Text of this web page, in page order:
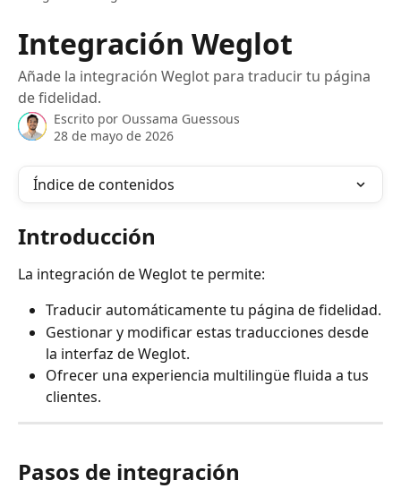
Integración Weglot
Añade la integración Weglot para traducir tu página
de fidelidad.
Escrito por Oussama Guessous
28 de mayo de 2026
Índice de contenidos
Introducción
La integración de Weglot te permite:
Traducir automáticamente tu página de fidelidad.
Gestionar y modificar estas traducciones desde
la interfaz de Weglot.
Ofrecer una experiencia multilingüe fluida a tus
clientes.
Pasos de integración